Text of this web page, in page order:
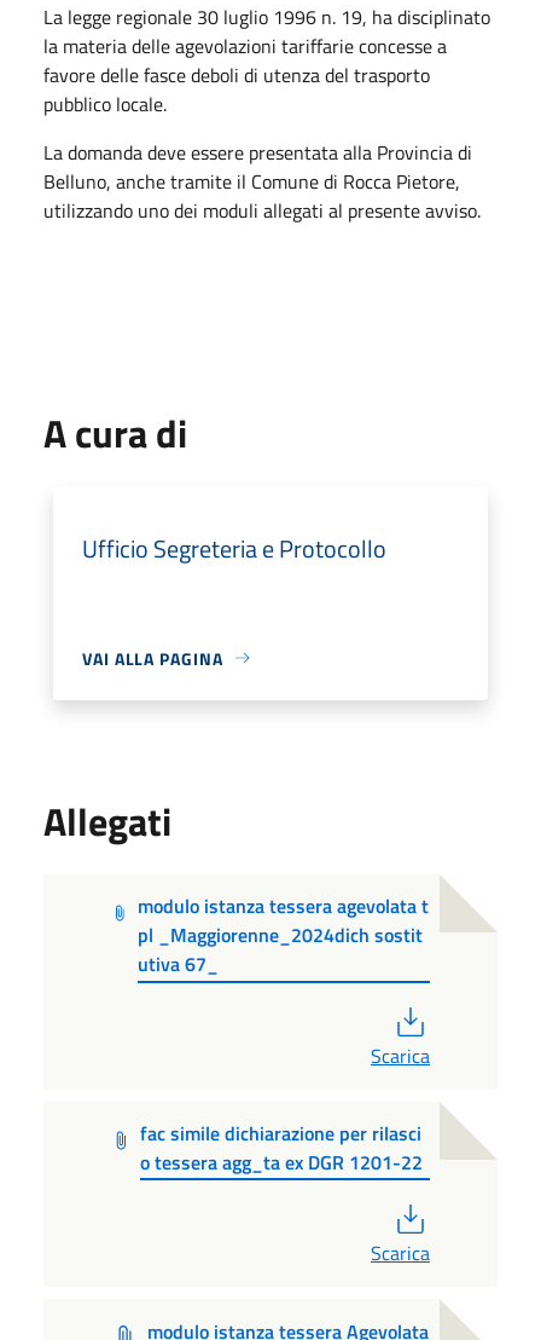
La legge regionale 30 luglio 1996 n. 19, ha disciplinato
la materia delle agevolazioni tariffarie concesse a
favore delle fasce deboli di utenza del trasporto
pubblico locale.
La domanda deve essere presentata alla Provincia di
Belluno, anche tramite il Comune di Rocca Pietore,
utilizzando uno dei moduli allegati al presente avviso.
A cura di
Ufficio Segreteria e Protocollo
VAI ALLA PAGINA
Allegati
modulo istanza tessera agevolata t
pl _Maggiorenne_2024dich sostit
utiva 67_
Scarica
fac simile dichiarazione per rilasci
o tessera agg_ta ex DGR 1201-22
Scarica
modulo istanza tessera Agevolata